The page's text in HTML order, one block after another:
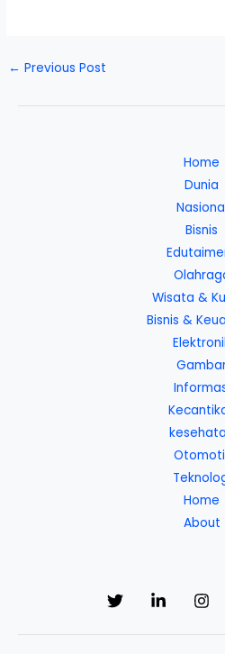
← Previous Post
Home
Dunia
Bisnis
Wisata &
Bisnis &
Home
About